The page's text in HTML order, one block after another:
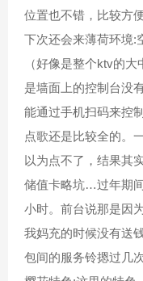
位置也不错，比较方
下次还会来薄荷环境:
（好像是整个ktv的
是墙面上的控制台没
能通过手机扫码来控
点歌还是比较全的。
以为点不了，结果其
储值卡略坑…过年期
小时。前台说那是因
我妈充的时候没有送
包间的服务铃摁过几